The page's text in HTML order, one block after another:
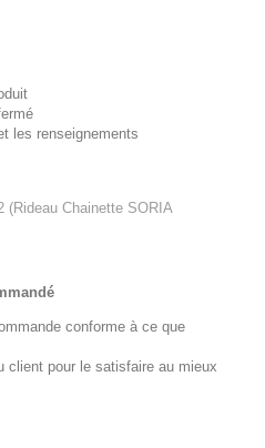
les renseignements
(Rideau Chainette SORIA
conforme à ce que
client pour le satisfaire au mieux